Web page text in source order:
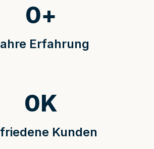
Erfahrung
0+
Kunden
0K